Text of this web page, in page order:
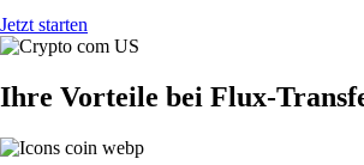
Jetzt starten
Ihre Vorteile bei Flux-